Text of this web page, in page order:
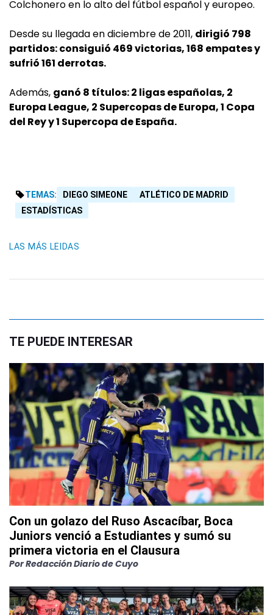
Colchonero en lo alto del fútbol español y europeo.
Desde su llegada en diciembre de 2011, dirigió 798
partidos: consiguió 469 victorias, 168 empates y
sufrió 161 derrotas.
Además, ganó 8 títulos: 2 ligas españolas, 2
Europa League, 2 Supercopas de Europa, 1 Copa
del Rey y 1 Supercopa de España.
TEMAS: DIEGO SIMEONE
ATLÉTICO DE MADRID
ESTADÍSTICAS
LAS MÁS LEIDAS
TE PUEDE INTERESAR
Con un golazo del Ruso Ascacíbar, Boca
Juniors venció a Estudiantes y sumó su
primera victoria en el Clausura
PorRedacción Diario de Cuyo